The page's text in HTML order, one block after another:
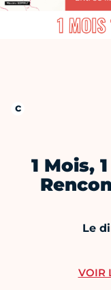
1 Mois,
Le
VOIR